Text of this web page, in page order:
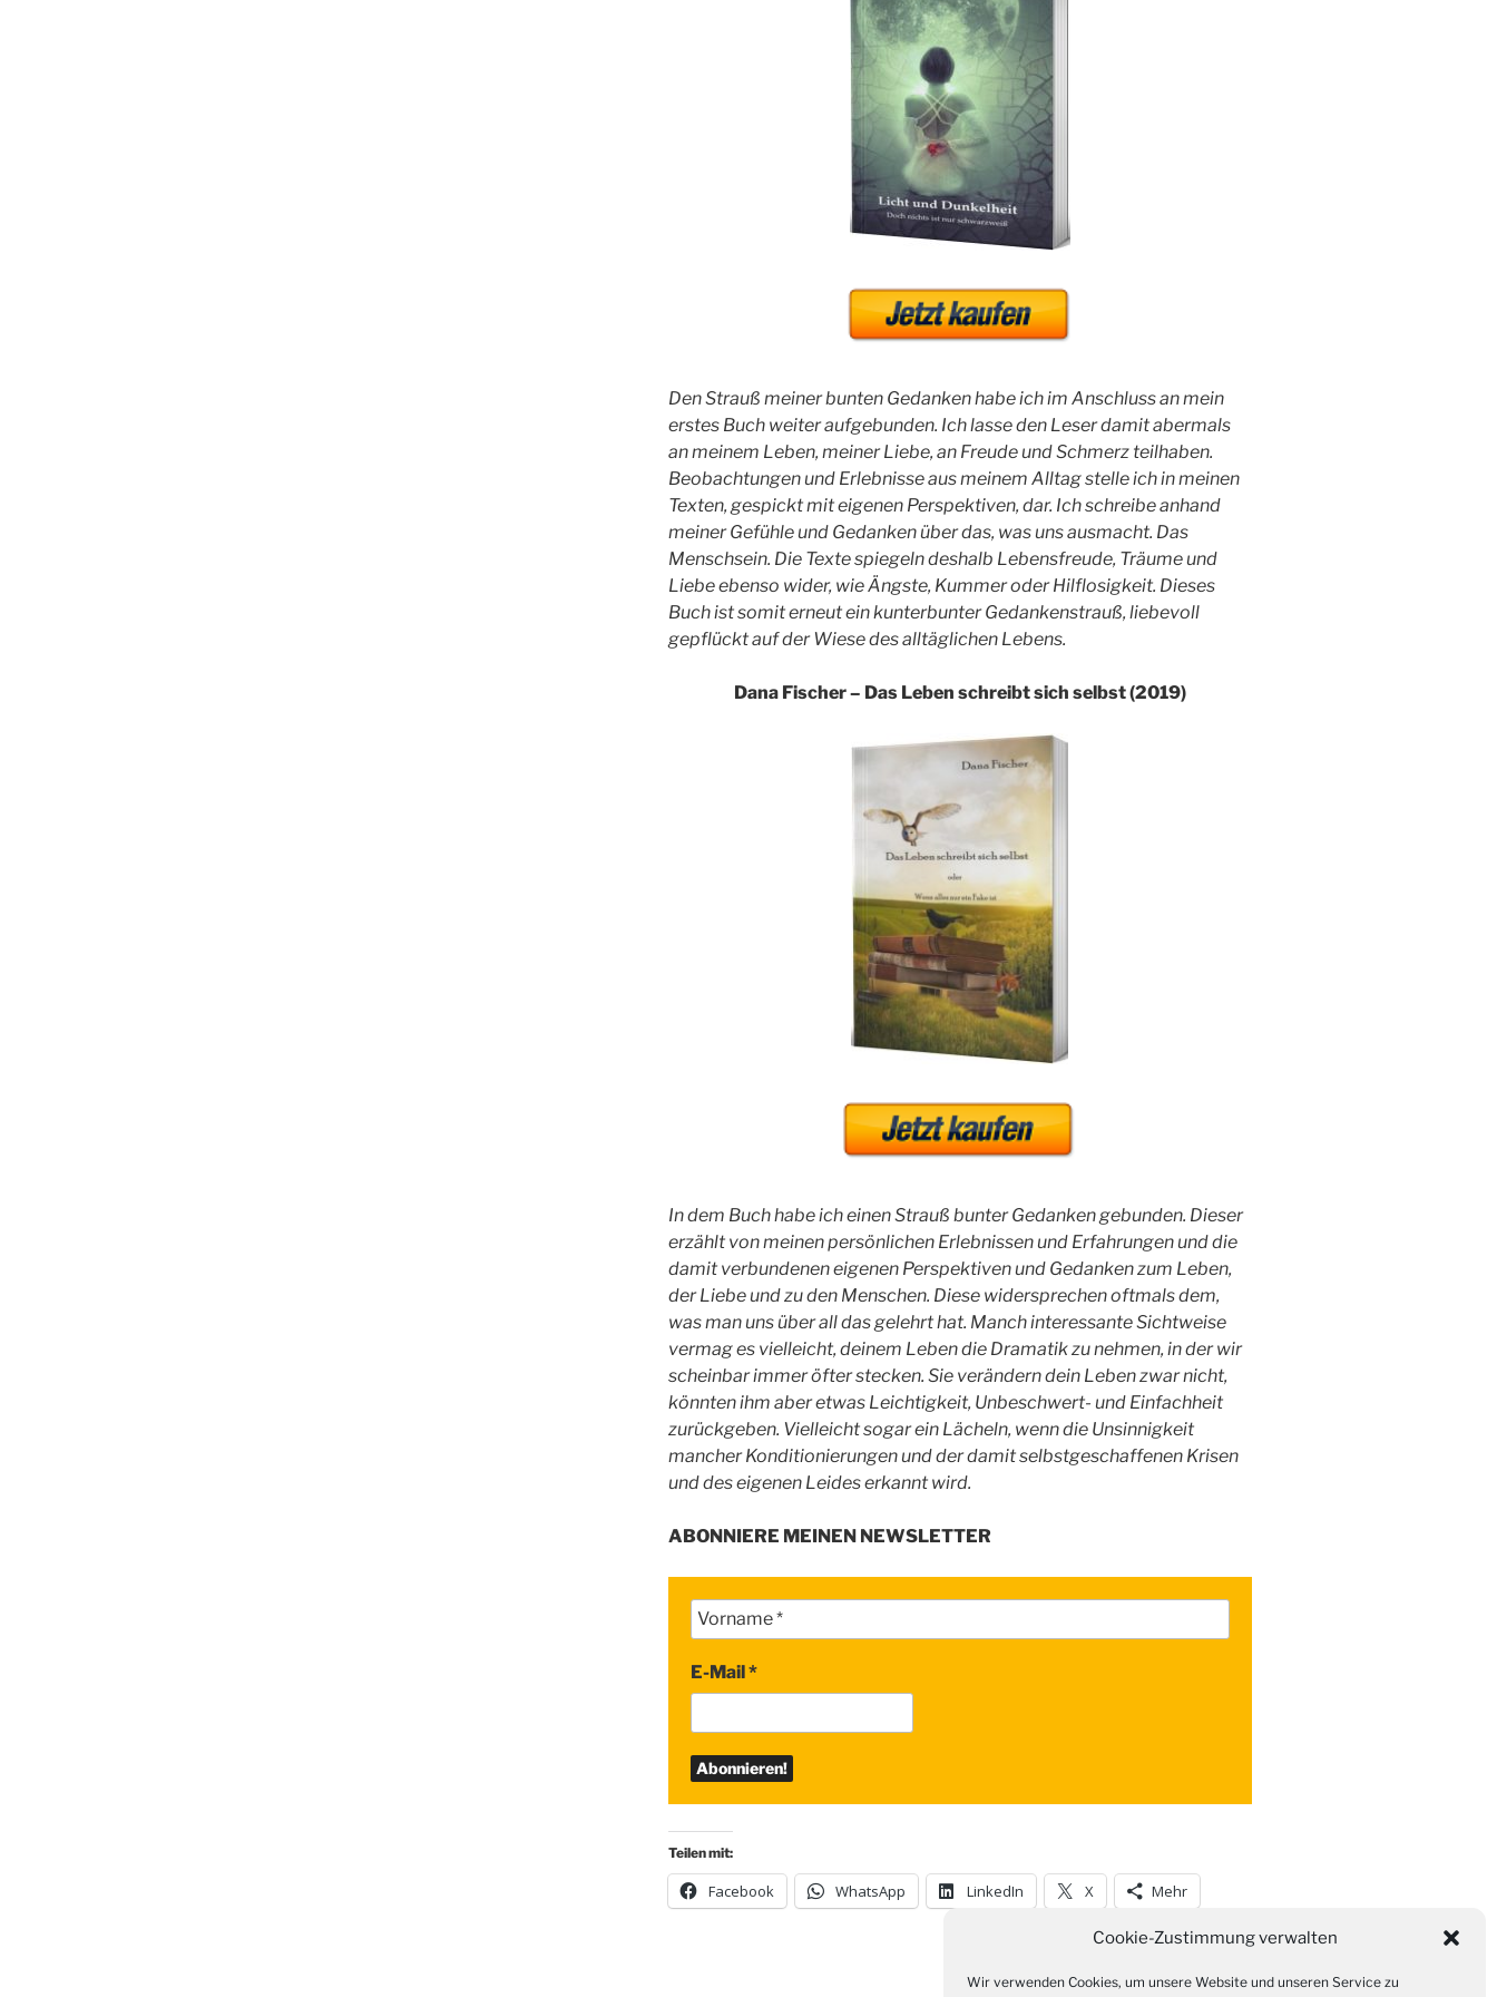
Cookie-Zustimmung verwalten
Wir verwenden Cookies, um unsere Website und unseren Service zu
Den Strauß meiner bunten Gedanken habe ich im Anschluss an mein
erstes Buch weiter aufgebunden. Ich lasse den Leser damit abermals
an meinem Leben, meiner Liebe, an Freude und Schmerz teilhaben.
Beobachtungen und Erlebnisse aus meinem Alltag stelle ich in meinen
Texten, gespickt mit eigenen Perspektiven, dar. Ich schreibe anhand
meiner Gefühle und Gedanken über das, was uns ausmacht. Das
Menschsein. Die Texte spiegeln deshalb Lebensfreude, Träume und
Liebe ebenso wider, wie Ängste, Kummer oder Hilflosigkeit. Dieses
Buch ist somit erneut ein kunterbunter Gedankenstrauß, liebevoll
gepflückt auf der Wiese des alltäglichen Lebens.
Dana Fischer – Das Leben schreibt sich selbst(2019)
In dem Buch habe ich einen Strauß bunter Gedanken gebunden. Dieser
erzählt von meinen persönlichen Erlebnissen und Erfahrungen und die
damit verbundenen eigenen Perspektiven und Gedanken zum Leben,
der Liebe und zu den Menschen. Diese widersprechen oftmals dem,
was man uns über all das gelehrt hat. Manch interessante Sichtweise
vermag es vielleicht, deinem Leben die Dramatik zu nehmen, in der wir
scheinbar immer öfter stecken. Sie verändern dein Leben zwar nicht,
könnten ihm aber etwas Leichtigkeit, Unbeschwert- und Einfachheit
zurückgeben. Vielleicht sogar ein Lächeln, wenn die Unsinnigkeit
mancher Konditionierungen und der damit selbstgeschaffenen Krisen
und des eigenen Leides erkannt wird.
ABONNIERE MEINEN NEWSLETTER
E-Mail*
Teilen mit:
Facebook WhatsApp LinkedIn X Mehr